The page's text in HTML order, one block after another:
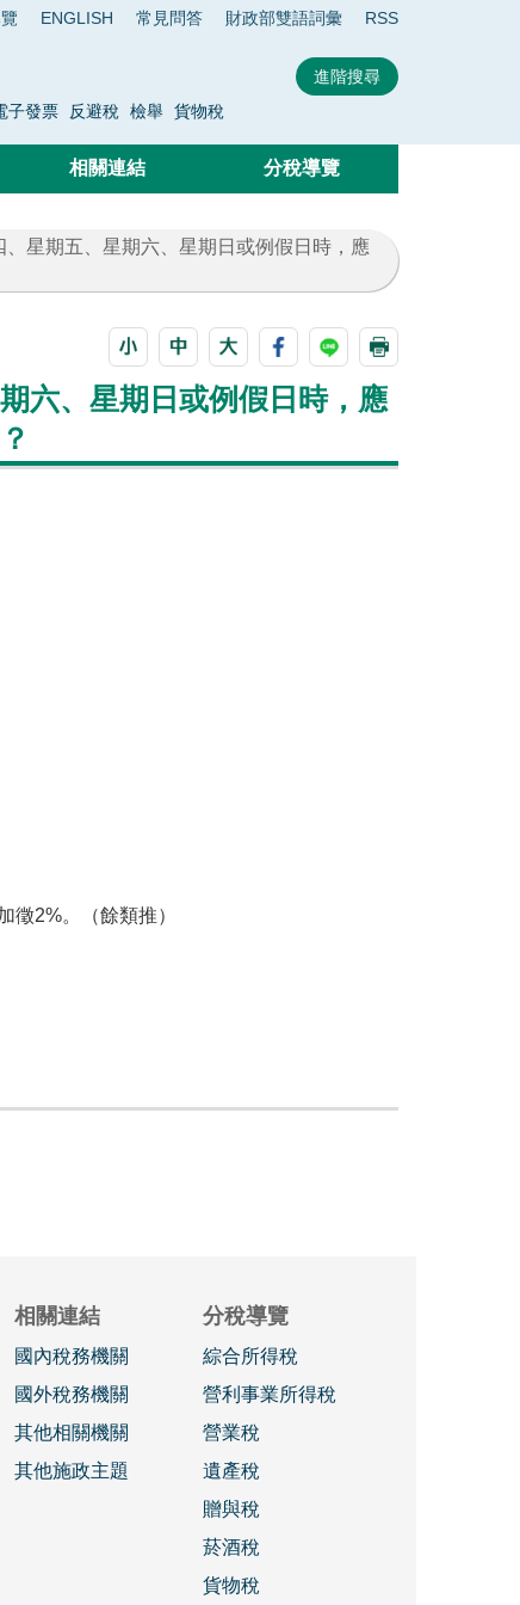
ENGLISH 常見問答 財政部雙語詞彙 RSS
子發票 反避稅 檢舉 貨物稅
相關連結 分稅導覽
星期五、星期六、星期日或例假日時，應
六、星期日或例假日時，應
2%。（餘類推）
相關連結
國內稅務機關
國外稅務機關
其他相關機關
其他施政主題
分稅導覽
綜合所得稅
營利事業所得稅
營業稅
遺產稅
贈與稅
菸酒稅
貨物稅